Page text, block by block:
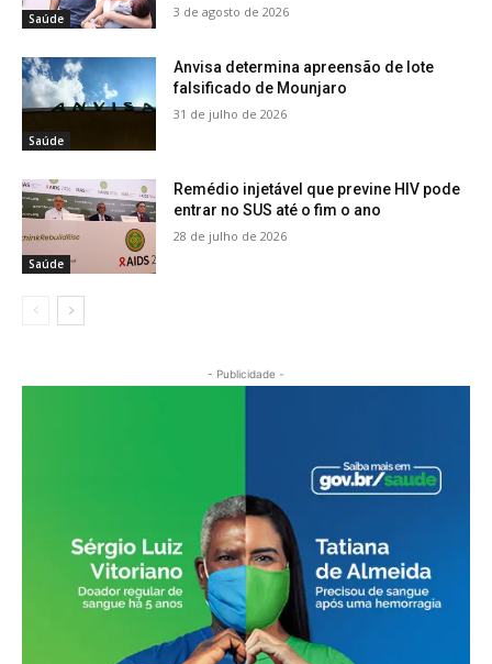
Saúde 3 de agosto de 2026
Saúde
Anvisa determina apreensão de lote
falsificado de Mounjaro
31 de julho de 2026
Saúde
Remédio injetável que previne HIV pode
entrar no SUS até o fim o ano
28 de julho de 2026
- Publicidade -